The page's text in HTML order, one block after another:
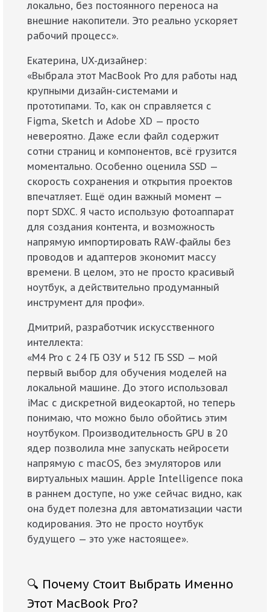
локально, без постоянного переноса на
внешние накопители. Это реально ускоряет
рабочий процесс».
Екатерина, UX-дизайнер:
«Выбрала этот MacBook Pro для работы над
крупными дизайн-системами и
прототипами. То, как он справляется с
Figma, Sketch и Adobe XD — просто
невероятно. Даже если файл содержит
сотни страниц и компонентов, всё грузится
моментально. Особенно оценила SSD —
скорость сохранения и открытия проектов
впечатляет. Ещё один важный момент —
порт SDXC. Я часто использую фотоаппарат
для создания контента, и возможность
напрямую импортировать RAW-файлы без
проводов и адаптеров экономит массу
времени. В целом, это не просто красивый
ноутбук, а действительно продуманный
инструмент для профи».
Дмитрий, разработчик искусственного
интеллекта:
«M4 Pro с 24 ГБ ОЗУ и 512 ГБ SSD — мой
первый выбор для обучения моделей на
локальной машине. До этого использовал
iMac с дискретной видеокартой, но теперь
понимаю, что можно было обойтись этим
ноутбуком. Производительность GPU в 20
ядер позволила мне запускать нейросети
напрямую с macOS, без эмуляторов или
виртуальных машин. Apple Intelligence пока
в раннем доступе, но уже сейчас видно, как
она будет полезна для автоматизации части
кодирования. Это не просто ноутбук
будущего — это уже настоящее».
🔍 Почему Стоит Выбрать Именно
Этот MacBook Pro?